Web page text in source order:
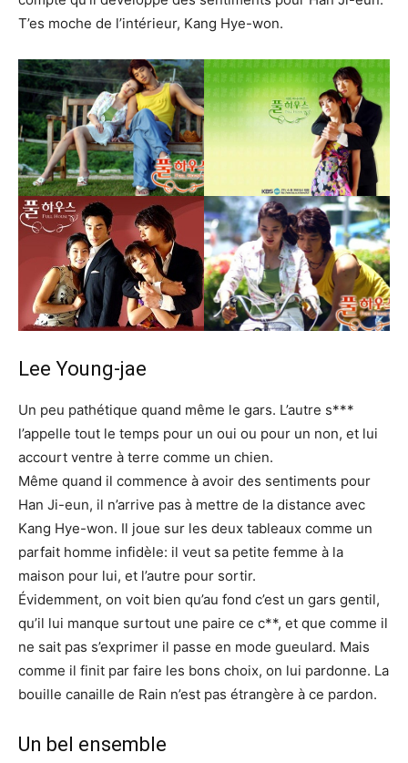
T’es moche de l’intérieur, Kang Hye-won.
Lee Young-jae
Un peu pathétique quand même le gars. L’autre s***
l’appelle tout le temps pour un oui ou pour un non, et lui
accourt ventre à terre comme un chien.
Même quand il commence à avoir des sentiments pour
Han Ji-eun, il n’arrive pas à mettre de la distance avec
Kang Hye-won. Il joue sur les deux tableaux comme un
parfait homme infidèle: il veut sa petite femme à la
maison pour lui, et l’autre pour sortir.
Évidemment, on voit bien qu’au fond c’est un gars gentil,
qu’il lui manque surtout une paire ce c**, et que comme il
ne sait pas s’exprimer il passe en mode gueulard. Mais
comme il finit par faire les bons choix, on lui pardonne. La
bouille canaille de Rain n’est pas étrangère à ce pardon.
Un bel ensemble